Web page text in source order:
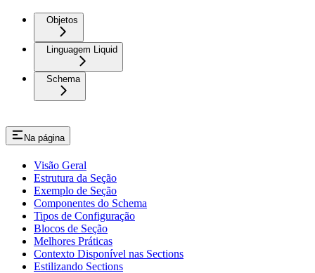
Objetos
Linguagem Liquid
Schema
Na página
Visão Geral
Estrutura da Seção
Exemplo de Seção
Componentes do Schema
Tipos de Configuração
Blocos de Seção
Melhores Práticas
Contexto Disponível nas Sections
Estilizando Sections